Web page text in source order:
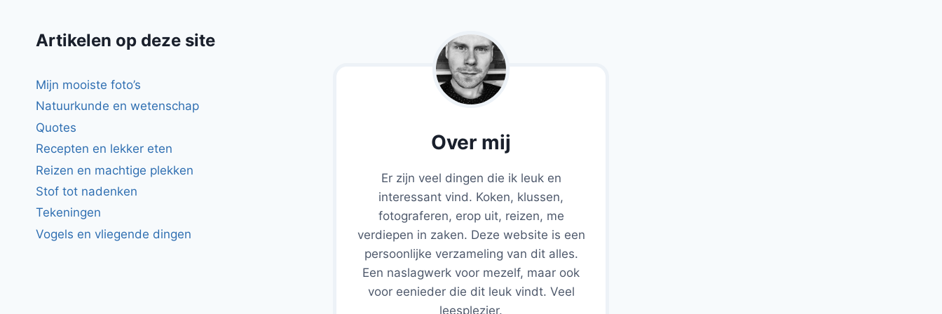
Artikelen op deze site
Mijn mooiste foto’s
Natuurkunde en wetenschap
Quotes
Recepten en lekker eten
Reizen en machtige plekken
Stof tot nadenken
Tekeningen
Vogels en vliegende dingen
Over mij
Er zijn veel dingen die ik leuk en
interessant vind. Koken, klussen,
fotograferen, erop uit, reizen, me
verdiepen in zaken. Deze website is een
persoonlijke verzameling van dit alles.
Een naslagwerk voor mezelf, maar ook
voor eenieder die dit leuk vindt. Veel
leesplezier.